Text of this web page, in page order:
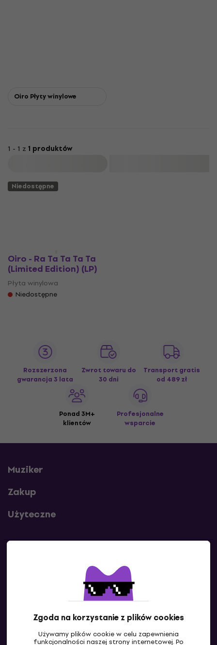
Zgoda na korzystanie z plików cookies
Używamy plików cookie w celu zapewnienia
funkcjonalności naszej strony internetowej. Po
Oiro Płyty winylowe
1 - 1 z 1 produktów
Niedostępne
Oiro - Ra Ta Ta Ta Ta
(Limited Edition) (LP)
Płyta winylowa
Niedostępne
Rozszerzona
gwarancja 3 lata
Zwrot towaru do
30 dni
Transport gratis
od 489 zł
Ponad 3M+
klientów
Profesjonalne
wsparcie
Muziker
Zakup
Użyteczne
Skontaktuj się z nami